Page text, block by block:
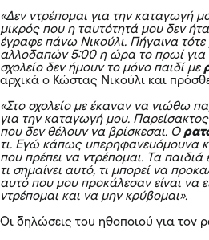
«Δεν ντρέπομαι για την καταγωγή
μικρός που η ταυτότητά μου δεν
έγραφε πάνω Νικούλι. Πήγαινα τότε
αλλοδαπών 5:00 η ώρα το πρωί για
σχολείο δεν ήμουν το μόνο παιδί με
αρχικά ο Κώστας Νικούλι και
«Στο σχολείο με έκαναν να νιώθω
για την καταγωγή μου.
που δεν θέλουν να βρίσκεσαι. Ο
τι. Εγώ κάπως υπερηφανευόμουνα
που πρέπει να ντρέπομαι. Τα
τι σημαίνει αυτό, τι μπορεί να
αυτό που μου προκάλεσαν είναι να
ντρέπομαι και να μην κρύβομαι».
Οι δηλώσεις του ηθοποιού για τον